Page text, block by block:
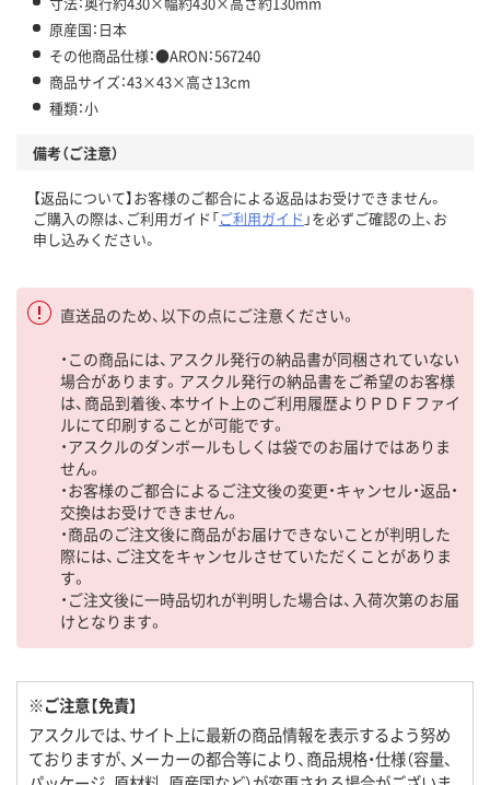
原産国：日本
その他商品仕様：●ARON：567240
商品サイズ：43×43×高さ13cm
種類：小
備考（ご注意）
【返品について】お客様のご都合による返品はお受けできません。
ご購入の際は、ご利用ガイド「ご利用ガイド 」を必ずご確認の上、お
申し込みください。
直送品のため、以下の点にご注意ください。
・この商品には、アスクル発行の納品書が同梱されていない
場合があります。アスクル発行の納品書をご希望のお客様
は、商品到着後、本サイト上のご利用履歴よりＰＤＦファイ
ルにて印刷することが可能です。
・アスクルのダンボールもしくは袋でのお届けではありま
せん。
・お客様のご都合によるご注文後の変更・キャンセル・返品・
交換はお受けできません。
・商品のご注文後に商品がお届けできないことが判明した
際には、ご注文をキャンセルさせていただくことがありま
す。
・ご注文後に一時品切れが判明した場合は、入荷次第のお届
けとなります。
※ご注意【免責】
アスクルでは、サイト上に最新の商品情報を表示するよう努め
ておりますが、メーカーの都合等により、商品規格・仕様（容量、